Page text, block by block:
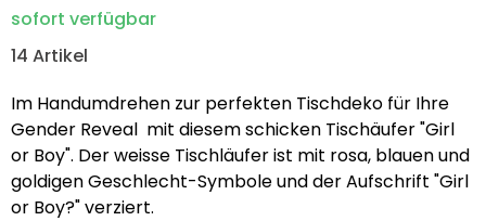
sofort verfügbar
14 Artikel
Im Handumdrehen zur perfekten Tischdeko für Ihre
Gender Reveal mit diesem schicken Tischäufer "Girl
or Boy". Der weisse Tischläufer ist mit rosa, blauen und
goldigen Geschlecht-Symbole und der Aufschrift "Girl
or Boy?" verziert.